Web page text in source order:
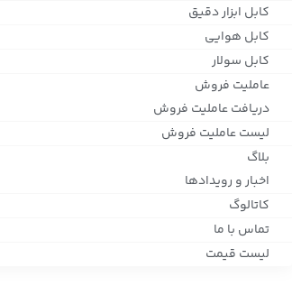
کابل ابزار دقیق
کابل هوایی
کابل سولار
عاملیت فروش
دریافت عاملیت فروش
لیست عاملیت فروش
بلاگ
اخبار و رویدادها
کاتالوگ
تماس با ما
لیست قیمت